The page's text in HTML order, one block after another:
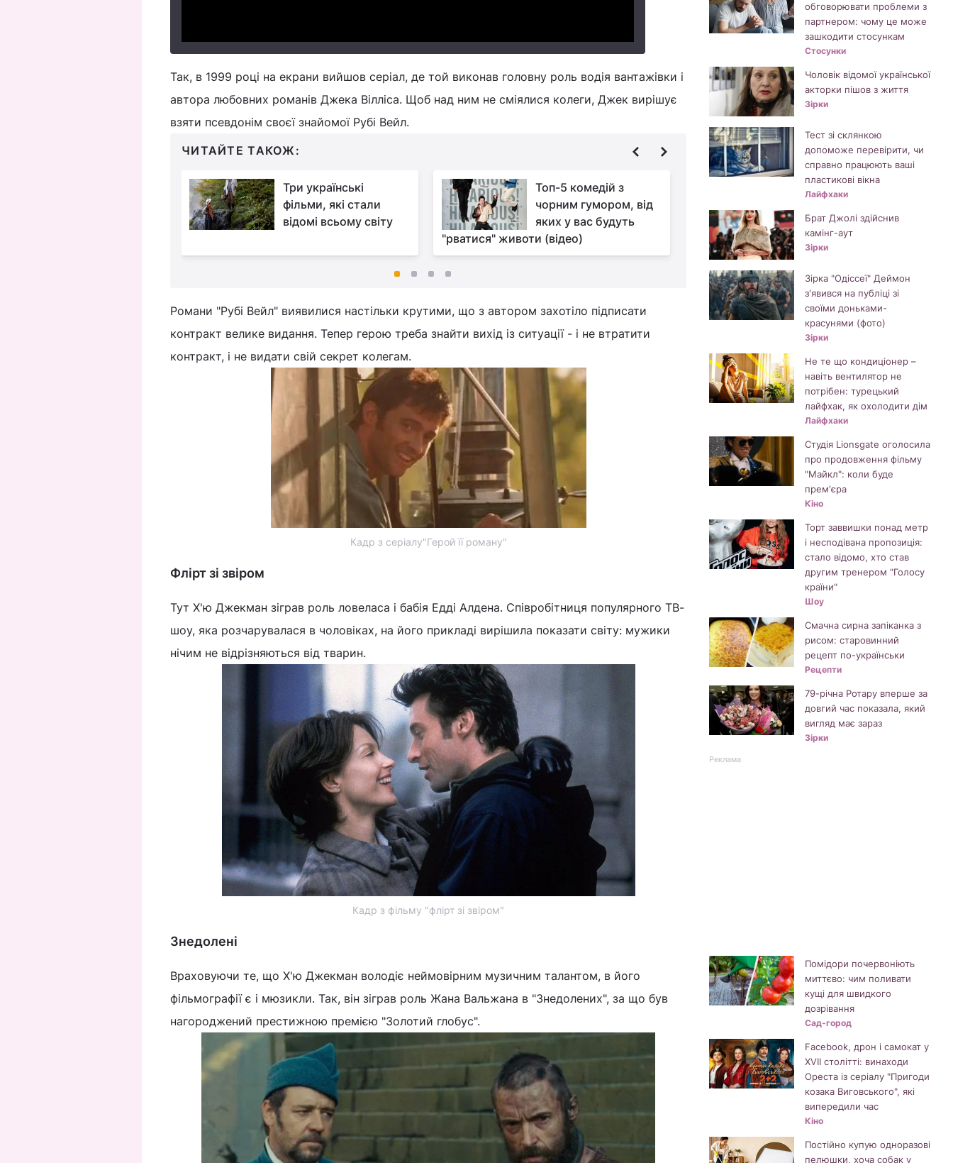
Так, в 1999 році на екрани вийшов серіал, де той виконав головну роль водія вантажівки і
автора любовних романів Джека Вілліса. Щоб над ним не сміялися колеги, Джек вирішує
взяти псевдонім своєї знайомої Рубі Вейл.
ЧИТАЙТЕ ТАКОЖ:
Три українські
фільми, які стали
відомі всьому світу
Топ-5 комедій з
чорним гумором, від
яких у вас будуть
"рватися" животи (відео)
Не тільки "Титанік":
голлівудським
актором Леонардо Ді Капріо
Романи "Рубі Вейл" виявилися настільки крутими, що з автором захотіло підписати
контракт велике видання. Тепер герою треба знайти вихід із ситуації - і не втратити
контракт, і не видати свій секрет колегам.
Кадр з серіалу"Герой її роману"
Флірт зі звіром
Тут Х'ю Джекман зіграв роль ловеласа і бабія Едді Алдена. Співробітниця популярного ТВ-
шоу, яка розчарувалася в чоловіках, на його прикладі вирішила показати світу: мужики
нічим не відрізняються від тварин.
Кадр з фільму "флірт зі звіром"
Знедолені
Враховуючи те, що Х'ю Джекман володіє неймовірним музичним талантом, в його
фільмографії є і мюзикли. Так, він зіграв роль Жана Вальжана в "Знедолених", за що був
нагороджений престижною премією "Золотий глобус".
обговорювати проблеми з
партнером: чому це може
зашкодити стосункам
Стосунки
Чоловік відомої української
акторки пішов з життя
Зірки
Тест зі склянкою
допоможе перевірити, чи
справно працюють ваші
пластикові вікна
Лайфхаки
Брат Джолі здійснив
камінг-аут
Зірки
Зірка "Одіссеї" Деймон
з'явився на публіці зі
своїми доньками-
красунями (фото)
Зірки
Не те що кондиціонер –
навіть вентилятор не
потрібен: турецький
лайфхак, як охолодити дім
Лайфхаки
Студія Lionsgate оголосила
про продовження фільму
"Майкл": коли буде
прем'єра
Кіно
Торт заввишки понад метр
і несподівана пропозиція:
стало відомо, хто став
другим тренером "Голосу
країни"
Шоу
Смачна сирна запіканка з
рисом: старовинний
рецепт по-українськи
Рецепти
79-річна Ротару вперше за
довгий час показала, який
вигляд має зараз
Зірки
Реклама
Помідори почервоніють
миттєво: чим поливати
кущі для швидкого
дозрівання
Сад-город
Facebook, дрон і самокат у
XVII столітті: винаходи
Ореста із серіалу "Пригоди
козака Виговського", які
випередили час
Кіно
Постійно купую одноразові
пелюшки, хоча собак у